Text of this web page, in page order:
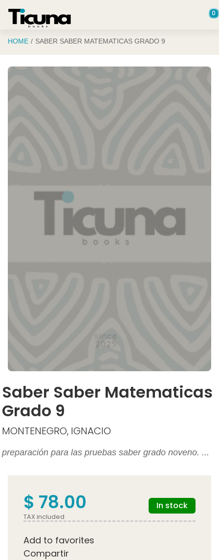
0
HOME SABER SABER MATEMATICAS GRADO 9
Saber Saber Matematicas
Grado 9
MONTENEGRO, IGNACIO
preparación para las pruebas saber grado noveno. ...
$ 78.00
TAX included
In stock
Add to favorites
Compartir